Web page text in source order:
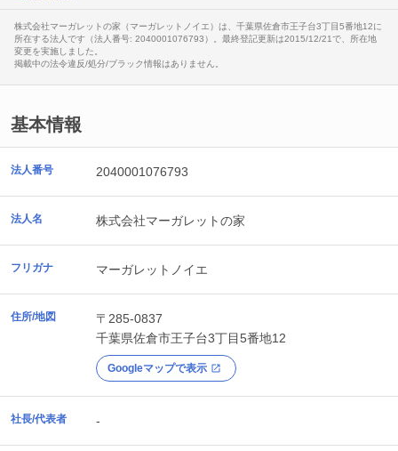
株式会社マーガレットの家（マーガレットノイエ）は、千葉県佐倉市王子台3丁目5番地12に
所在する法人です（法人番号: 2040001076793）。最終登記更新は2015/12/21で、所在地
変更を実施しました。
掲載中の法令違反/処分/ブラック情報はありません。
基本情報
法人番号 2040001076793
法人名 株式会社マーガレットの家
フリガナ マーガレットノイエ
住所/地図
〒285-0837
千葉県佐倉市王子台3丁目5番地12
Googleマップで表示
社長/代表者 -